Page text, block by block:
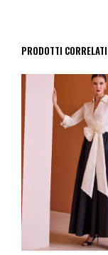
PRODOTTI CORRELATI